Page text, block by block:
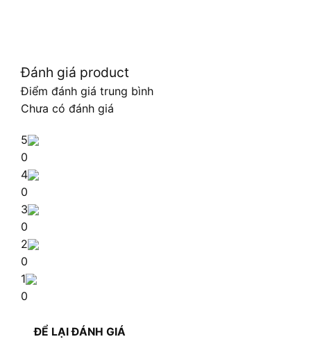
Đánh giá product
Điểm đánh giá trung bình
Chưa có đánh giá
5
0
4
0
3
0
2
0
1
0
ĐỂ LẠI ĐÁNH GIÁ